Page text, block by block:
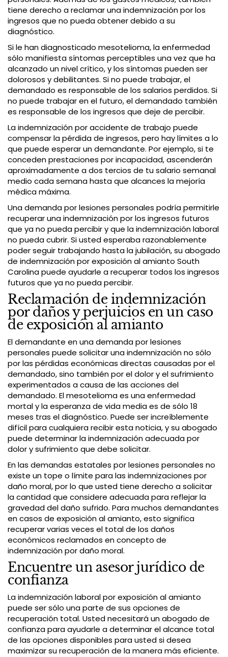
tiene derecho a reclamar una indemnización por los
ingresos que no pueda obtener debido a su
diagnóstico.
Si le han diagnosticado mesotelioma, la enfermedad
sólo manifiesta síntomas perceptibles una vez que ha
alcanzado un nivel crítico, y los síntomas pueden ser
dolorosos y debilitantes. Si no puede trabajar, el
demandado es responsable de los salarios perdidos. Si
no puede trabajar en el futuro, el demandado también
es responsable de los ingresos que deje de percibir.
La indemnización por accidente de trabajo puede
compensar la pérdida de ingresos, pero hay límites a lo
que puede esperar un demandante. Por ejemplo, si te
conceden prestaciones por incapacidad, ascenderán
aproximadamente a dos tercios de tu salario semanal
medio cada semana hasta que alcances la mejoría
médica máxima.
Una demanda por lesiones personales podría permitirle
recuperar una indemnización por los ingresos futuros
que ya no pueda percibir y que la indemnización laboral
no pueda cubrir. Si usted esperaba razonablemente
poder seguir trabajando hasta la jubilación, su abogado
de indemnización por exposición al amianto South
Carolina puede ayudarle a recuperar todos los ingresos
futuros que ya no pueda percibir.
Reclamación de indemnización
por daños y perjuicios en un caso
de exposición al amianto
El demandante en una demanda por lesiones
personales puede solicitar una indemnización no sólo
por las pérdidas económicas directas causadas por el
demandado, sino también por el dolor y el sufrimiento
experimentados a causa de las acciones del
demandado. El mesotelioma es una enfermedad
mortal y la esperanza de vida media es de sólo 18
meses tras el diagnóstico. Puede ser increíblemente
difícil para cualquiera recibir esta noticia, y su abogado
puede determinar la indemnización adecuada por
dolor y sufrimiento que debe solicitar.
En las demandas estatales por lesiones personales no
existe un tope o límite para las indemnizaciones por
daño moral, por lo que usted tiene derecho a solicitar
la cantidad que considere adecuada para reflejar la
gravedad del daño sufrido. Para muchos demandantes
en casos de exposición al amianto, esto significa
recuperar varias veces el total de los daños
económicos reclamados en concepto de
indemnización por daño moral.
Encuentre un asesor jurídico de
confianza
La indemnización laboral por exposición al amianto
puede ser sólo una parte de sus opciones de
recuperación total. Usted necesitará un abogado de
confianza para ayudarle a determinar el alcance total
de las opciones disponibles para usted si desea
maximizar su recuperación de la manera más eficiente.